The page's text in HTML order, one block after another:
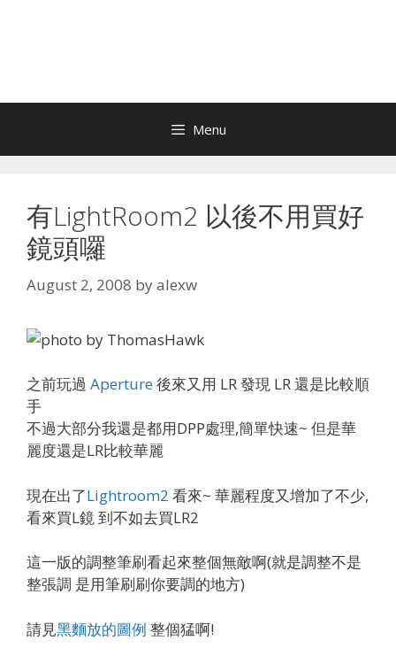
Menu
有LightRoom2 以後不用買好
鏡頭囉
August 2, 2008 byalexw
之前玩過 Aperture後來又用 LR 發現 LR 還是比較順
手
不過大部分我還是都用DPP處理,簡單快速~ 但是華
麗度還是LR比較華麗
現在出了Lightroom2 看來~ 華麗程度又增加了不少,
看來買L鏡 到不如去買LR2
這一版的調整筆刷看起來整個無敵啊(就是調整不是
整張調 是用筆刷刷你要調的地方)
請見黑麵放的圖例 整個猛啊!